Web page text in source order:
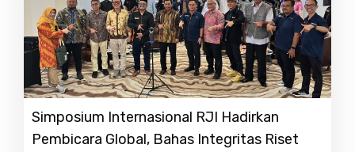
Simposium Internasional RJI Hadirkan
Pembicara Global, Bahas Integritas Riset